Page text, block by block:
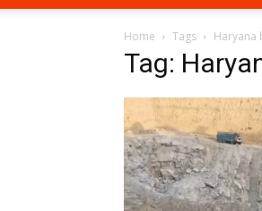
Home Tags Haryana
Tag: